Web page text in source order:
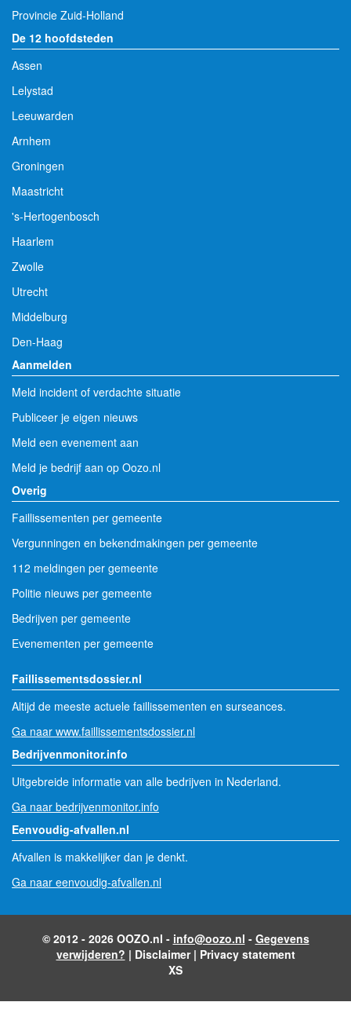
Provincie Zuid-Holland
De 12 hoofdsteden
Assen
Lelystad
Leeuwarden
Arnhem
Groningen
Maastricht
's-Hertogenbosch
Haarlem
Zwolle
Utrecht
Middelburg
Den-Haag
Aanmelden
Meld incident of verdachte situatie
Publiceer je eigen nieuws
Meld een evenement aan
Meld je bedrijf aan op Oozo.nl
Overig
Faillissementen per gemeente
Vergunningen en bekendmakingen per gemeente
112 meldingen per gemeente
Politie nieuws per gemeente
Bedrijven per gemeente
Evenementen per gemeente
Faillissementsdossier.nl
Altijd de meeste actuele faillissementen en surseances.
Ga naar www.faillissementsdossier.nl
Bedrijvenmonitor.info
Uitgebreide informatie van alle bedrijven in Nederland.
Ga naar bedrijvenmonitor.info
Eenvoudig-afvallen.nl
Afvallen is makkelijker dan je denkt.
Ga naar eenvoudig-afvallen.nl
© 2012 - 2026 OOZO.nl - info@oozo.nl - Gegevens
verwijderen? | Disclaimer| Privacy statement
XS